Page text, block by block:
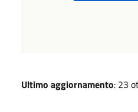
Ultimo aggiornamento: 23